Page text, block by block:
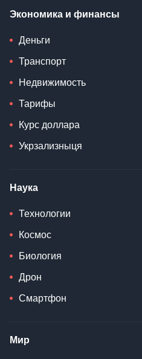
Экономика и финансы
Деньги
Транспорт
Недвижимость
Тарифы
Курс доллара
Укрзализныця
Наука
Технологии
Космос
Биология
Дрон
Смартфон
Мир